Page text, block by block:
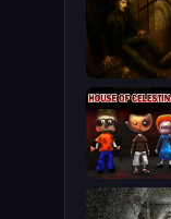
House of Celestina: Chapter Two